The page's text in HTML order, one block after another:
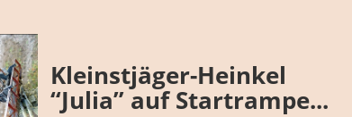
Kleinstjäger-Heinkel
“Julia” auf Startrampe...